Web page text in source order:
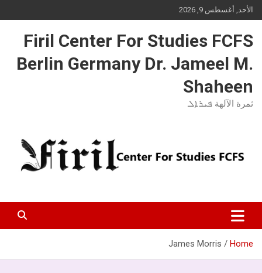
Skip
to
الأحد, أغسطس 9, 2026
Firil Center For Studies FCFS
Berlin Germany Dr. Jameel M.
Shaheen
ثمرة الآلهة ܦܝܪܐܠ
Home
James Morris